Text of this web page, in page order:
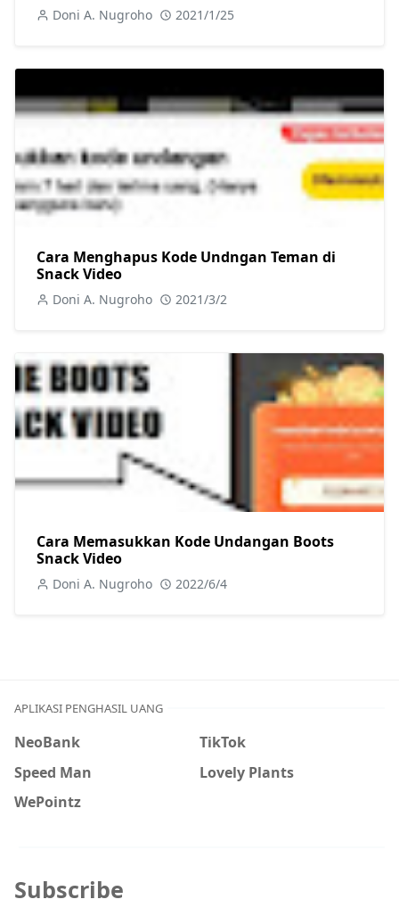
Doni A. Nugroho 2021/1/25
Cara Menghapus Kode Undngan Teman di
Snack Video
Doni A. Nugroho 2021/3/2
Cara Memasukkan Kode Undangan Boots
Snack Video
Doni A. Nugroho 2022/6/4
APLIKASI PENGHASIL UANG
NeoBank
TikTok
Speed Man
Lovely Plants
WePointz
Subscribe